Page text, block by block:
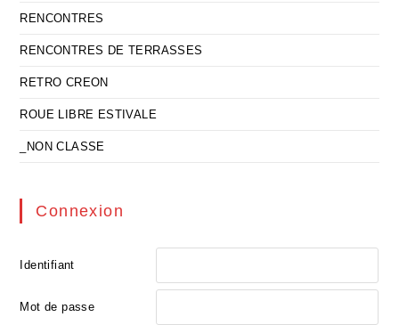
RENCONTRES
RENCONTRES DE TERRASSES
RETRO CREON
ROUE LIBRE ESTIVALE
_NON CLASSE
Connexion
Identifiant
Mot de passe